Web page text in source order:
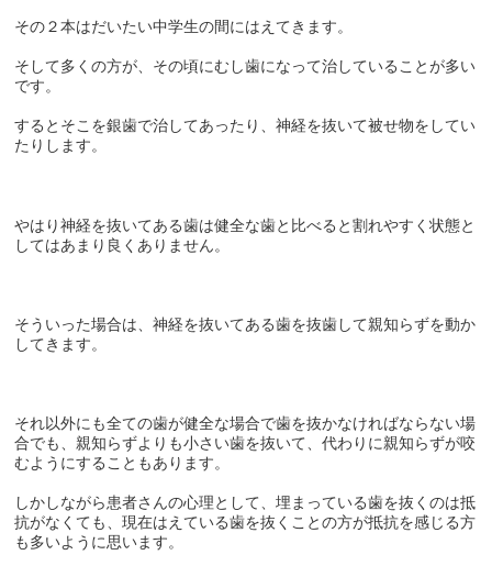
その２本はだいたい中学生の間にはえてきます。
そして多くの方が、その頃にむし歯になって治していることが多い
です。
するとそこを銀歯で治してあったり、神経を抜いて被せ物をしてい
たりします。
やはり神経を抜いてある歯は健全な歯と比べると割れやすく状態と
してはあまり良くありません。
そういった場合は、神経を抜いてある歯を抜歯して親知らずを動か
してきます。
それ以外にも全ての歯が健全な場合で歯を抜かなければならない場
合でも、親知らずよりも小さい歯を抜いて、代わりに親知らずが咬
むようにすることもあります。
しかしながら患者さんの心理として、埋まっている歯を抜くのは抵
抗がなくても、現在はえている歯を抜くことの方が抵抗を感じる方
も多いように思います。